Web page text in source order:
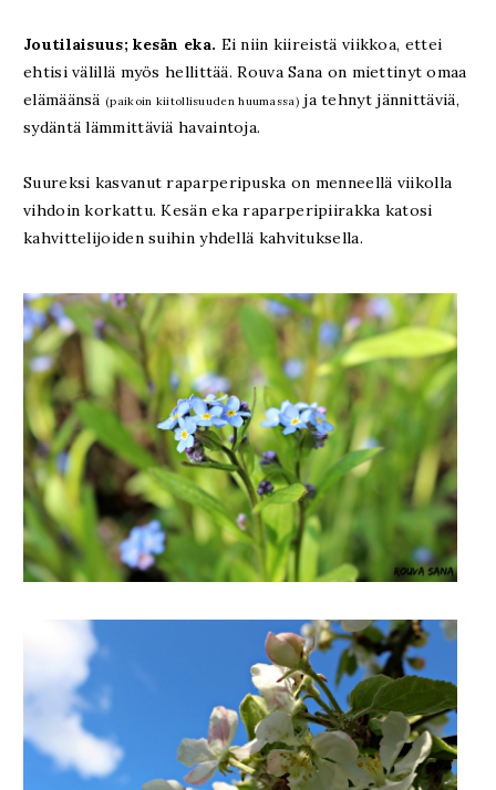
Joutilaisuus; kesän eka. Ei niin kiireistä viikkoa, ettei
ehtisi välillä myös hellittää. Rouva Sana on miettinyt omaa
elämäänsä (paikoin kiitollisuuden huumassa)ja tehnyt jännittäviä,
sydäntä lämmittäviä havaintoja.
Suureksi kasvanut raparperipuska on menneellä viikolla
vihdoin korkattu. Kesän eka raparperipiirakka katosi
kahvittelijoiden suihin yhdellä kahvituksella.